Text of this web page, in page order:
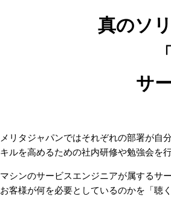
真のソ
サ
メリタジャパンではそれぞれの部署が自
キルを高めるための社内研修や勉強会を
マシンのサービスエンジニアが属するサ
お客様が何を必要としているのかを「聴